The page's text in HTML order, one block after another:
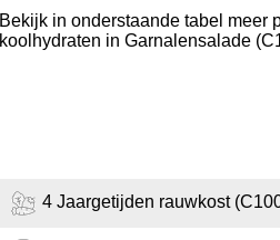
Bekijk in onderstaande tabel meer
koolhydraten in Garnalensalade
4 Jaargetijden rauwkost